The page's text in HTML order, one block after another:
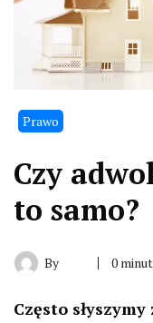
Prawo
Czy
to samo?
By 0
Często